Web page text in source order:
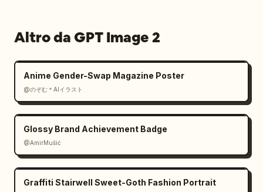
Altro da GPT Image 2
Anime Gender-Swap Magazine Poster
@のぞむ＊AIイラスト
Glossy Brand Achievement Badge
@AmirMušić
Graffiti Stairwell Sweet-Goth Fashion Portrait